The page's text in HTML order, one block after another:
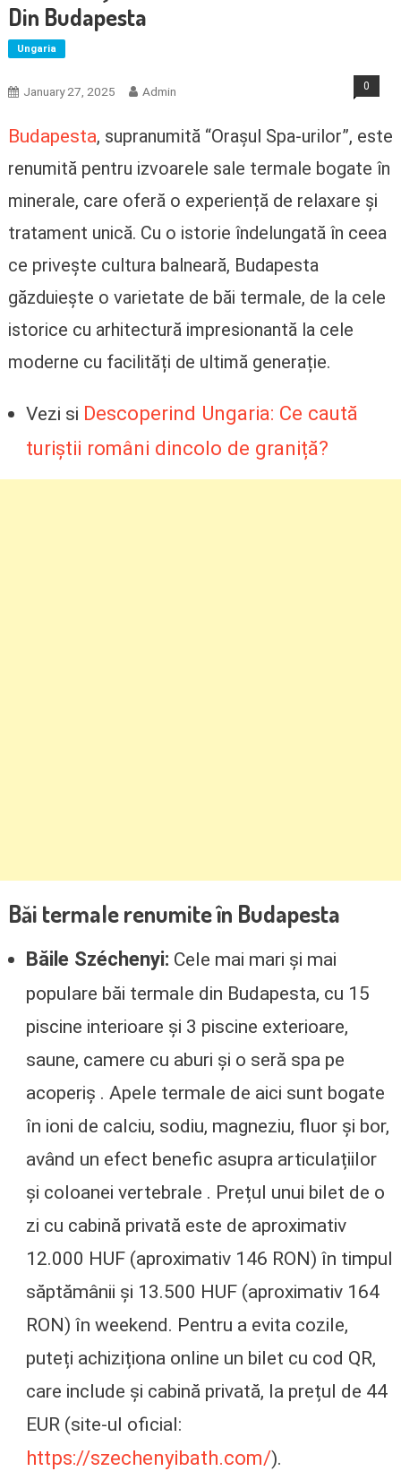
Din Budapesta
Ungaria
January 27, 2025 Admin 0
Budapesta, supranumită “Orașul Spa-urilor”, este
renumită pentru izvoarele sale termale bogate în
minerale, care oferă o experiență de relaxare și
tratament unică. Cu o istorie îndelungată în ceea
ce privește cultura balneară, Budapesta
găzduiește o varietate de băi termale, de la cele
istorice cu arhitectură impresionantă la cele
moderne cu facilități de ultimă generație.
Vezi si Descoperind Ungaria: Ce caută
turiștii români dincolo de graniță?
Băi termale renumite în Budapesta
Băile Széchenyi: Cele mai mari și mai
populare băi termale din Budapesta, cu 15
piscine interioare și 3 piscine exterioare,
saune, camere cu aburi și o seră spa pe
acoperiș . Apele termale de aici sunt bogate
în ioni de calciu, sodiu, magneziu, fluor și bor,
având un efect benefic asupra articulațiilor
și coloanei vertebrale . Prețul unui bilet de o
zi cu cabină privată este de aproximativ
12.000 HUF (aproximativ 146 RON) în timpul
săptămânii și 13.500 HUF (aproximativ 164
RON) în weekend. Pentru a evita cozile,
puteți achiziționa online un bilet cu cod QR,
care include și cabină privată, la prețul de 44
EUR (site-ul oficial:
https://szechenyibath.com/).